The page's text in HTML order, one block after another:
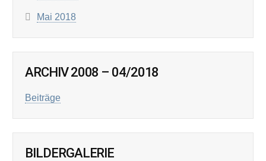
Mai 2018
ARCHIV 2008 – 04/2018
Beiträge
BILDERGALERIE